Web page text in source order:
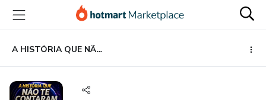
para
conteúdo
principal
para
pagamento
para
rodapé
A HISTÓRIA QUE NÃO TE CONTARAM - Saindo da Matrix Rumo a Sua Ascensão